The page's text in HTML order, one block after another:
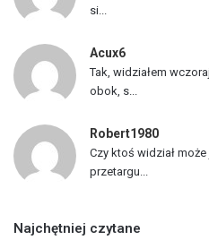
si...
Acux6
Tak, widziałem
obok, s...
Robert1980
Czy ktoś widział
przetargu...
Najchętniej czytane